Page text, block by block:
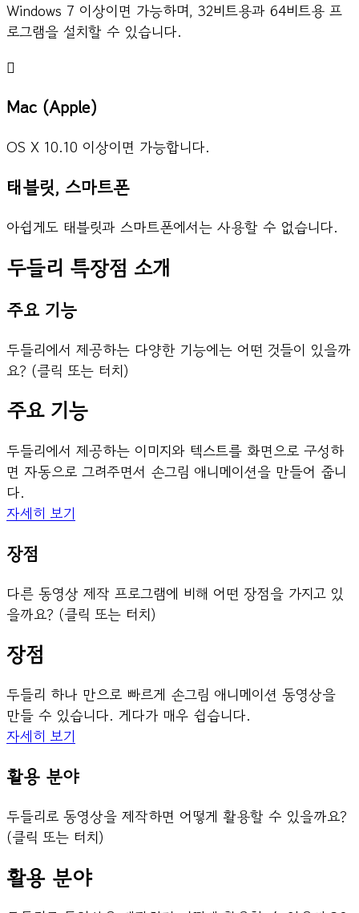
Windows 7 이상이면 가능하며, 32비트용과 64비트용 프
로그램을 설치할 수 있습니다.
Mac (Apple)
OS X 10.10 이상이면 가능합니다.
태블릿, 스마트폰
아쉽게도 태블릿과 스마트폰에서는 사용할 수 없습니다.
두들리 특장점 소개
주요 기능
두들리에서 제공하는 다양한 기능에는 어떤 것들이 있을까
요? (클릭 또는 터치)
주요 기능
두들리에서 제공하는 이미지와 텍스트를 화면으로 구성하
면 자동으로 그려주면서 손그림 애니메이션을 만들어 줍니
다.
자세히 보기
장점
다른 동영상 제작 프로그램에 비해 어떤 장점을 가지고 있
을까요? (클릭 또는 터치)
장점
두들리 하나 만으로 빠르게 손그림 애니메이션 동영상을
만들 수 있습니다. 게다가 매우 쉽습니다.
자세히 보기
활용 분야
두들리로 동영상을 제작하면 어떻게 활용할 수 있을까요?
(클릭 또는 터치)
활용 분야